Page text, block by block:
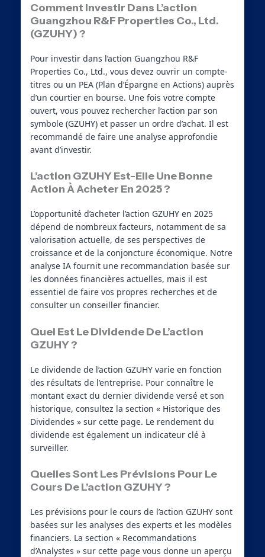
Comment Investir Dans L’action
Guangzhou R&F Properties Co., Ltd.
(GZUHY) ?
Pour investir dans l’action Guangzhou R&F
Properties Co., Ltd., vous devez ouvrir un compte-
titres ou un PEA (Plan d’Épargne en Actions) auprès
d’un courtier en bourse. Une fois votre compte
ouvert, vous pouvez rechercher l’action par son
symbole (GZUHY) et passer un ordre d’achat. Il est
recommandé de faire une analyse approfondie
avant d’investir.
L’action GZUHY Est-Elle Une Bonne
Action À Acheter En 2025 ?
L’opportunité d’acheter l’action GZUHY en 2025
dépend de nombreux facteurs, notamment de sa
valorisation actuelle, de ses perspectives de
croissance et de la conjoncture économique. Notre
analyse IA fournit une recommandation basée sur
les données financières actuelles, mais il est
essentiel de faire vos propres recherches et de
consulter un conseiller financier.
Quel Est Le Dividende De L’action
GZUHY ?
Le dividende de l’action GZUHY varie en fonction
des résultats de l’entreprise. Pour connaître le
montant exact du dernier dividende versé et son
historique, consultez la section « Historique des
Dividendes » sur cette page. Le rendement du
dividende est également un indicateur clé à
surveiller.
Quelles Sont Les Prévisions Pour Le
Cours De L’action GZUHY ?
Les prévisions pour le cours de l’action GZUHY sont
basées sur les analyses des experts et les modèles
financiers. La section « Recommandations
d’Analystes » sur cette page vous donne un aperçu